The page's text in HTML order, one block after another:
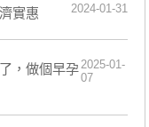
實惠 2024-01-31
，做個早孕 2025-01-
07